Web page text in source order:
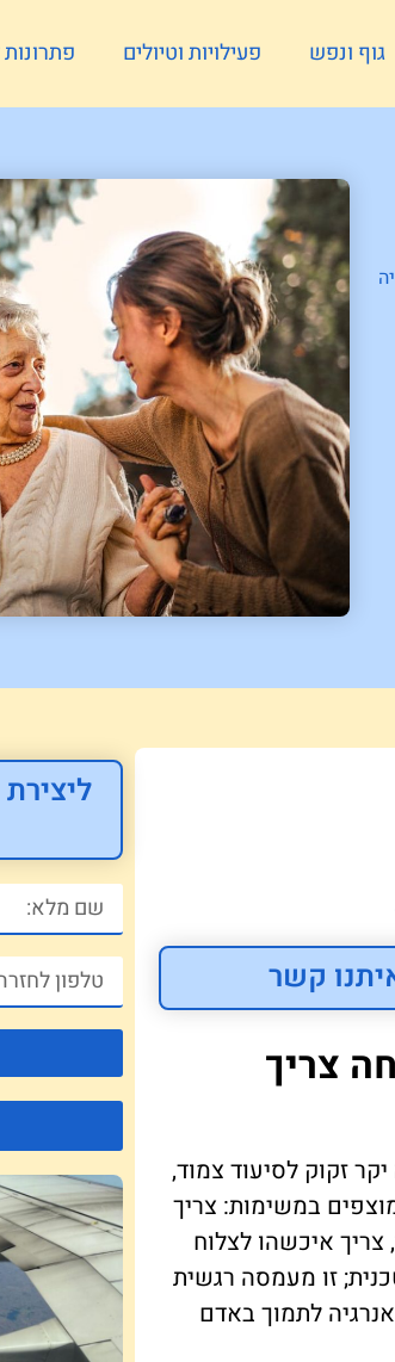
גוף ונפש פעילויות וטיולים פתרונות
קשר
צריך
זקוק לסיעוד צמוד,
במשימות: צריך
איכשהו לצלוח
זו מעמסה רגשית
לתמוך באדם